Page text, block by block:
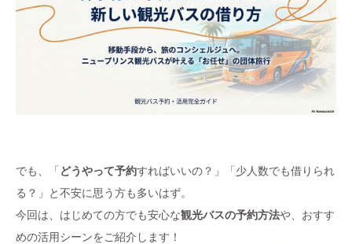
でも、「 どうやって予約すればいいの？」「少人数でも借りられ
る？」と不安に思う方も多いはず。
今回は、はじめての方でも安心な観光バスの予約方法や、おすす
めの活用シーンをご紹介します！